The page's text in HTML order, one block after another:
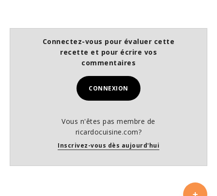
Connectez-vous pour évaluer cette
recette et pour écrire vos
commentaires
CONNEXION
Vous n'êtes pas membre de
ricardocuisine.com?
Inscrivez-vous dès aujourd'hui